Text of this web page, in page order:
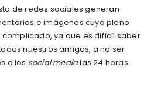
de redes sociales generan
e imágenes cuyo pleno
ya que es difícil saber
nuestros amigos, a no ser
a los social medialas 24 horas